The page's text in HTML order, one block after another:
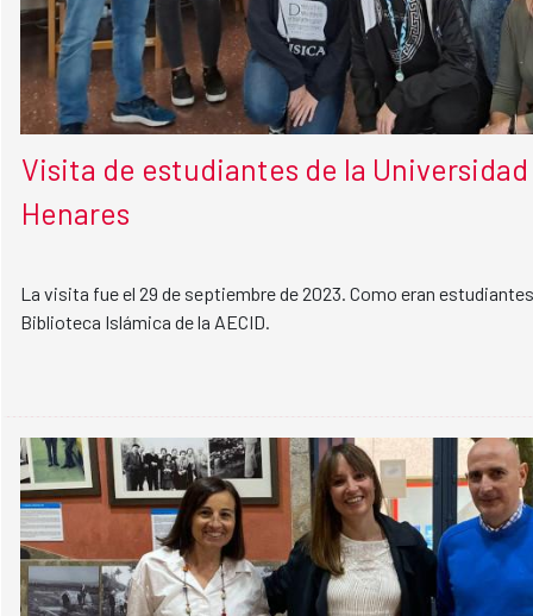
Visita de estudiantes de la
Henares
La visita fue el 29 de septiembre de 2023. Como eran
Biblioteca Islámica de la AECID.